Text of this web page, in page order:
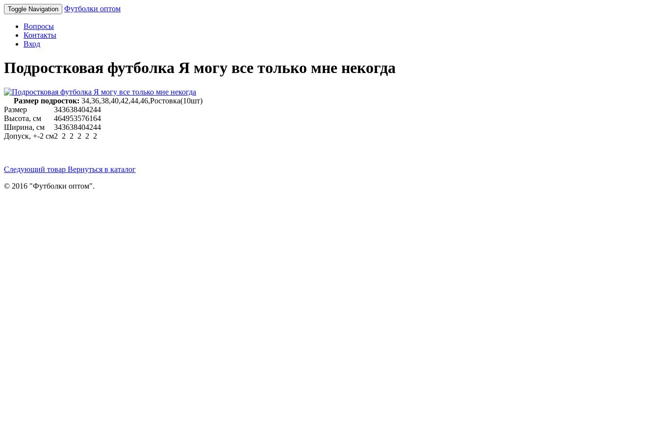
Toggle Navigation Футболки оптом
Вопросы
Контакты
Вход
Подростковая футболка Я могу все только мне некогда
Размер подросток: 34,36,38,40,42,44,46,Ростовка(10шт)
Размер
343638404244
Высота, см
464953576164
Ширина, см
343638404244
Допуск, +-2 см2 2 2 2 2 2
Следующий товар Вернуться в каталог
© 2016 "Футболки оптом".